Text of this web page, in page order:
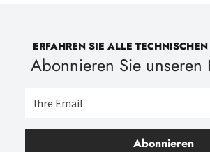
ERFAHREN SIE ALLE
Abonnieren Sie unseren
Abonnieren